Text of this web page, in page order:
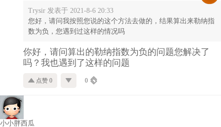
Trysir 发表于 2021-8-6 20:33
您好，请问我按照您说的这个方法去做的，结果算出来勒纳指
数为负，您遇到过这样的情况吗
你好，请问算出的勒纳指数为负的问题您解决了
吗？我也遇到了这样的问题
点赞 0 0
小小胖西瓜